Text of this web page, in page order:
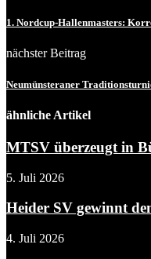
1. Nordcup-Hallenmasters:
nächster Beitrag
Neumünsteraner
ähnliche Artikel
MTSV überzeugt in
5. Juli 2026
Heider SV gewinnt
4. Juli 2026